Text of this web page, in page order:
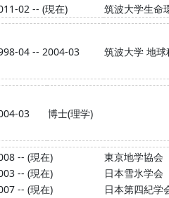
02 -- (現在)
筑波大学生命
04 -- 2004-03
筑波大学 地
03
博士(理学)
-- (現在)
東京地学協会
-- (現在)
日本雪氷学会
-- (現在)
日本第四紀学